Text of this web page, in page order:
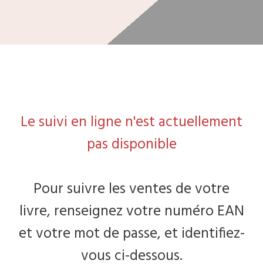
Le suivi en ligne n'est actuellement
pas disponible
Pour suivre les ventes de votre
livre, renseignez votre numéro EAN
et votre mot de passe, et identifiez-
vous ci-dessous.